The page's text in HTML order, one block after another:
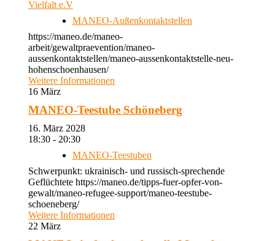
Vielfalt e.V
MANEO-Außenkontaktstellen
https://maneo.de/maneo-
arbeit/gewaltpraevention/maneo-
aussenkontaktstellen/maneo-aussenkontaktstelle-neu-
hohenschoenhausen/
Weitere Informationen
16 März
MANEO-Teestube Schöneberg
16. März 2028
18:30 - 20:30
MANEO-Teestuben
Schwerpunkt: ukrainisch- und russisch-sprechende
Geflüchtete https://maneo.de/tipps-fuer-opfer-von-
gewalt/maneo-refugee-support/maneo-teestube-
schoeneberg/
Weitere Informationen
22 März